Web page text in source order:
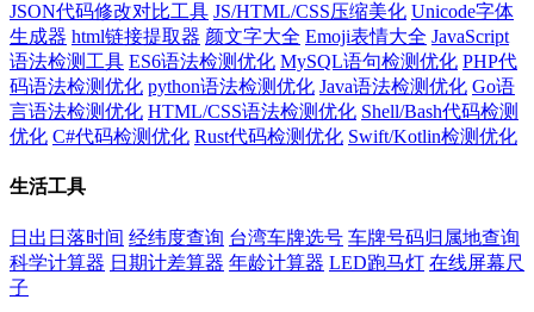
JSON代码修改对比工具 JS/HTML/CSS压缩美化 Unicode字体
生成器 html链接提取器 颜文字大全 Emoji表情大全 JavaScript
语法检测工具 ES6语法检测优化 MySQL语句检测优化 PHP代
码语法检测优化 python语法检测优化 Java语法检测优化 Go语
言语法检测优化 HTML/CSS语法检测优化 Shell/Bash代码检测
优化 C#代码检测优化 Rust代码检测优化 Swift/Kotlin检测优化
生活工具
日出日落时间 经纬度查询 台湾车牌选号 车牌号码归属地查询
科学计算器 日期计差算器 年龄计算器 LED跑马灯 在线屏幕尺
子